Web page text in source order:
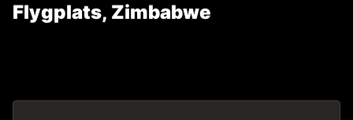
Flygplats, Zimbabwe